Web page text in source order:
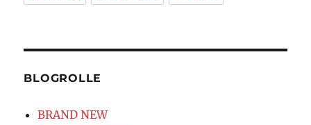
BLOGROLLE
BRAND NEW